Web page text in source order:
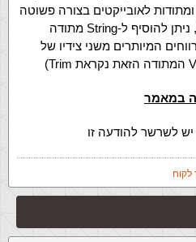
לאובייקטים בצורה פשוטה
מאוד,כך למשל, ניתן להוסיף ל-String מתודה
המיותרים משני צידיו של
במאמר
לשרשר להודעה זו
לקוח